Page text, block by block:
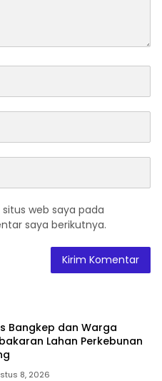
web saya pada
saya berikutnya.
Bangkep dan Warga
Lahan Perkebunan
8, 2026